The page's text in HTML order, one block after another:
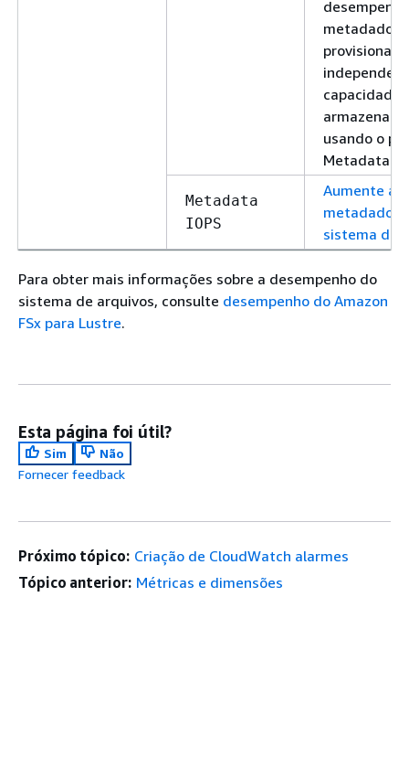
metadados
capacidade
usando o
Metadata
IOPS
Aumente as
metadados
sistema de
Para obter mais informações sobre a desempenho do
sistema de arquivos, consulte desempenho do Amazon
FSx para Lustre.
Esta página foi útil?
Sim
Não
Fornecer feedback
Próximo tópico: Criação de CloudWatch alarmes
Tópico anterior: Métricas e dimensões